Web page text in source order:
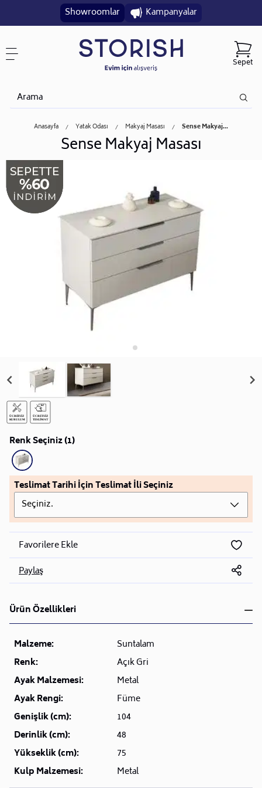
Showroomlar Kampanyalar
Sepet
Anasayfa Yatak Odası Makyaj Masası Sense Makyaj...
Sense Makyaj Masası
Renk Seçiniz (1)
Teslimat Tarihi İçin Teslimat İli Seçiniz
Seçiniz.
Favorilere Ekle
Paylaş
Ürün Özellikleri
Malzeme:
Suntalam
Renk:
Açık Gri
Ayak Malzemesi:
Metal
Ayak Rengi:
Füme
Genişlik (cm):
104
Derinlik (cm):
48
Yükseklik (cm):
75
Kulp Malzemesi:
Metal